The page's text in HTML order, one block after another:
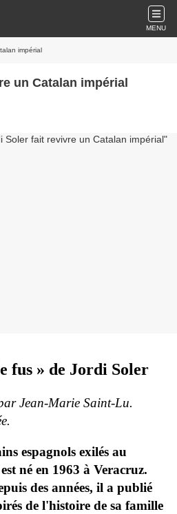
MENU
impérial
un Catalan impérial
fus » de Jordi Soler
Jean-Marie Saint-Lu.
espagnols exilés au
né en 1963 à Veracruz.
des années, il a publié
de l'histoire de sa famille